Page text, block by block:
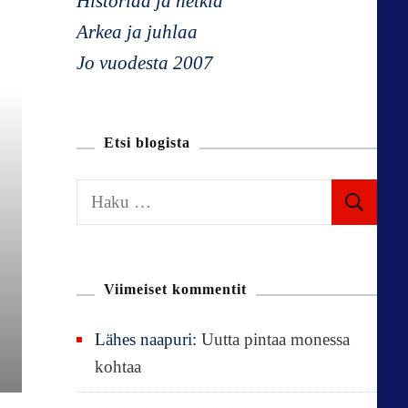
Arkea ja juhlaa
Jo vuodesta 2007
Etsi blogista
a
Viimeiset kommentit
Lähes naapuri:Uutta pintaa monessa
kohtaa